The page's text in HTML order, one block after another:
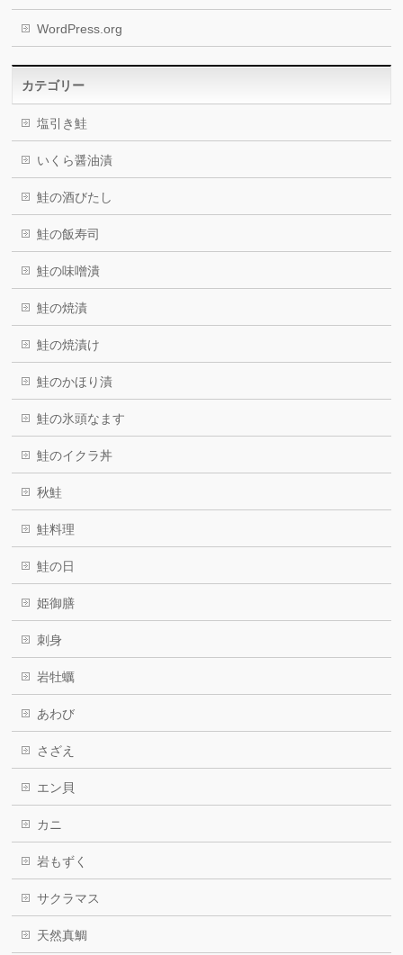
WordPress.org
カテゴリー
塩引き鮭
いくら醤油漬
鮭の酒びたし
鮭の飯寿司
鮭の味噌潰
鮭の焼漬
鮭の焼漬け
鮭のかほり漬
鮭の氷頭なます
鮭のイクラ丼
秋鮭
鮭料理
鮭の日
姫御膳
刺身
岩牡蠣
あわび
さざえ
エン貝
カニ
岩もずく
サクラマス
天然真鯛